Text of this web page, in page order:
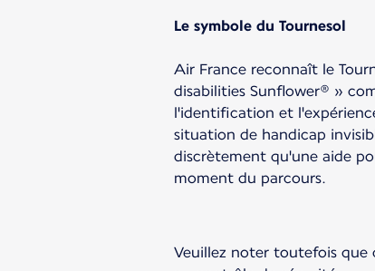
Le symbole du Tournesol
Air France reconnaît le
disabilities Sunflower® »
l'identification et
situation de handicap
discrètement qu'une aide
moment du parcours.
Veuillez noter toutefois que